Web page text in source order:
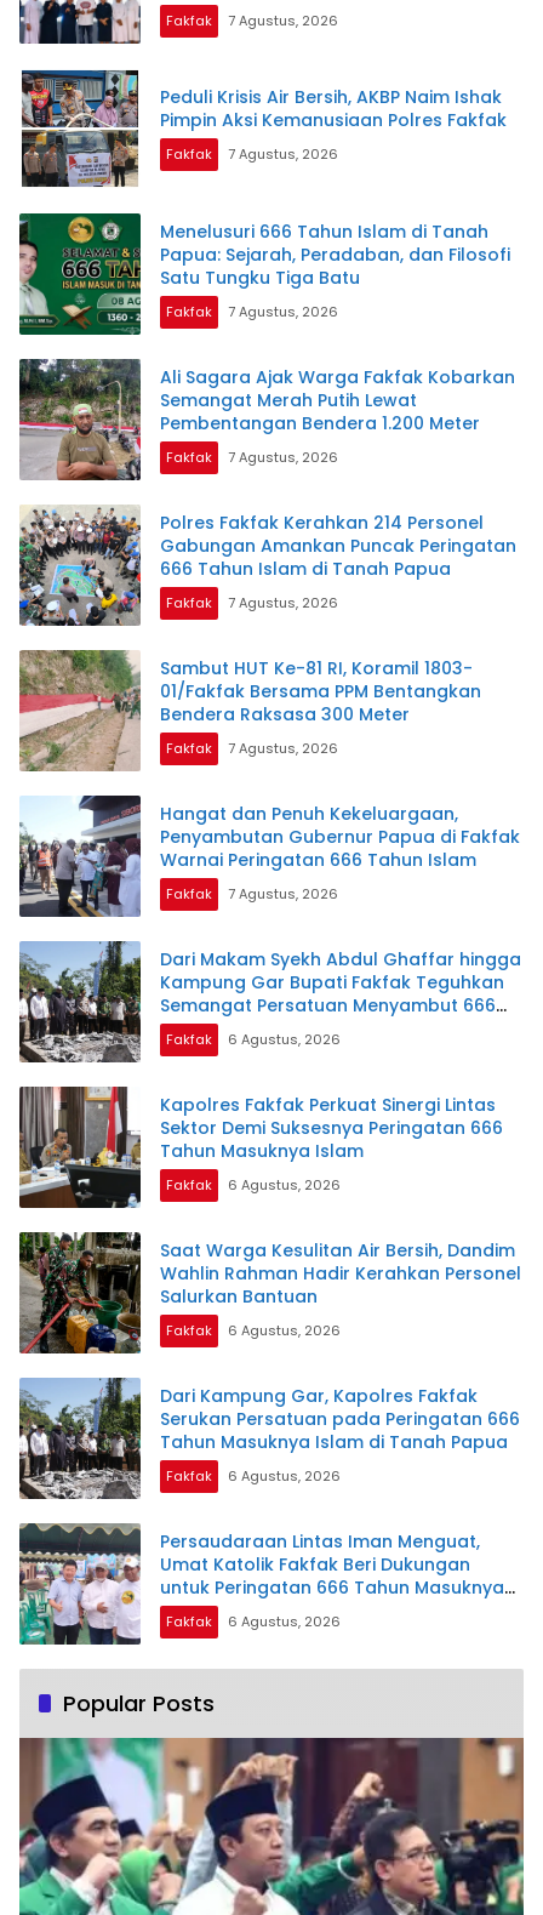
Fakfak 7 Agustus, 2026
Peduli Krisis Air Bersih, AKBP Naim Ishak
Pimpin Aksi Kemanusiaan Polres Fakfak
Fakfak 7 Agustus, 2026
Menelusuri 666 Tahun Islam di Tanah
Papua: Sejarah, Peradaban, dan Filosofi
Satu Tungku Tiga Batu
Fakfak 7 Agustus, 2026
Ali Sagara Ajak Warga Fakfak Kobarkan
Semangat Merah Putih Lewat
Pembentangan Bendera 1.200 Meter
Fakfak 7 Agustus, 2026
Polres Fakfak Kerahkan 214 Personel
Gabungan Amankan Puncak Peringatan
666 Tahun Islam di Tanah Papua
Fakfak 7 Agustus, 2026
Sambut HUT Ke-81 RI, Koramil 1803-
01/Fakfak Bersama PPM Bentangkan
Bendera Raksasa 300 Meter
Fakfak 7 Agustus, 2026
Hangat dan Penuh Kekeluargaan,
Penyambutan Gubernur Papua di Fakfak
Warnai Peringatan 666 Tahun Islam
Fakfak 7 Agustus, 2026
Dari Makam Syekh Abdul Ghaffar hingga
Kampung Gar Bupati Fakfak Teguhkan
Semangat Persatuan Menyambut 666
Tahun Islam
Fakfak 6 Agustus, 2026
Kapolres Fakfak Perkuat Sinergi Lintas
Sektor Demi Suksesnya Peringatan 666
Tahun Masuknya Islam
Fakfak 6 Agustus, 2026
Saat Warga Kesulitan Air Bersih, Dandim
Wahlin Rahman Hadir Kerahkan Personel
Salurkan Bantuan
Fakfak 6 Agustus, 2026
Dari Kampung Gar, Kapolres Fakfak
Serukan Persatuan pada Peringatan 666
Tahun Masuknya Islam di Tanah Papua
Fakfak 6 Agustus, 2026
Persaudaraan Lintas Iman Menguat,
Umat Katolik Fakfak Beri Dukungan
untuk Peringatan 666 Tahun Masuknya
Islam di Tanah Papua
Fakfak 6 Agustus, 2026
Popular Posts